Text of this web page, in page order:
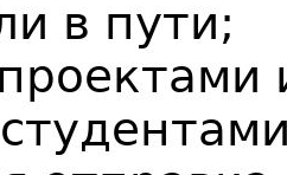
в пути;